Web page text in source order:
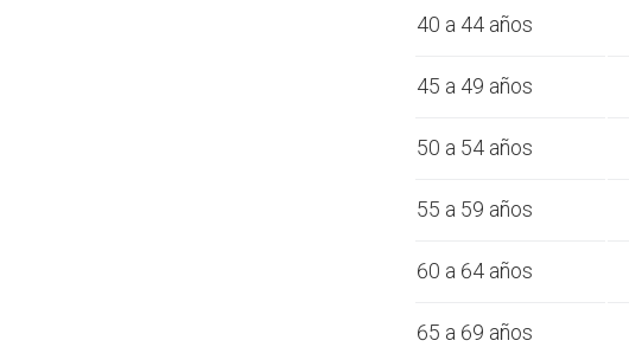
40 a 44 años
45 a 49 años
50 a 54 años
55 a 59 años
60 a 64 años
65 a 69 años